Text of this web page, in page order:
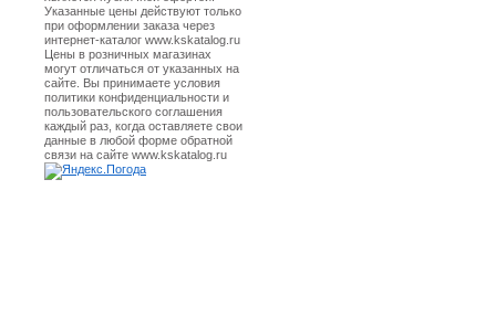
Указанные цены действуют только
при оформлении заказа через
интернет-каталог www.kskatalog.ru
Цены в розничных магазинах
могут отличаться от указанных на
сайте. Вы принимаете условия
политики конфиденциальности и
пользовательского соглашения
каждый раз, когда оставляете свои
данные в любой форме обратной
связи на сайте www.kskatalog.ru